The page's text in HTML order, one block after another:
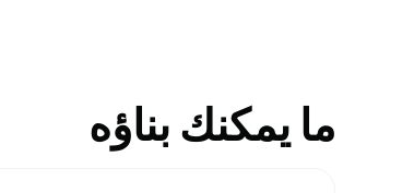
ما يمكنك بناؤه